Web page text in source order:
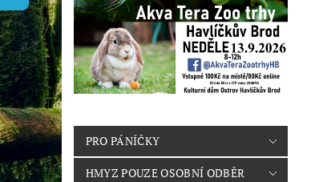
PRO PÁNÍČKY
HMYZ POUZE OSOBNÍ ODBĚR